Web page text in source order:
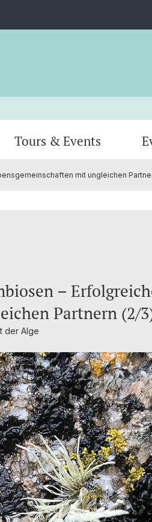
Tours & Events
mit ungleichen
–
Partnern (2/
der Alge